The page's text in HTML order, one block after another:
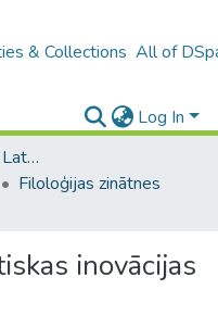
& Collections All of
Log In
A1 – Acta Universitatis Latviensis / Universitātes raksti / Scientific papers
Filoloģijas zinātnes
inovācijas